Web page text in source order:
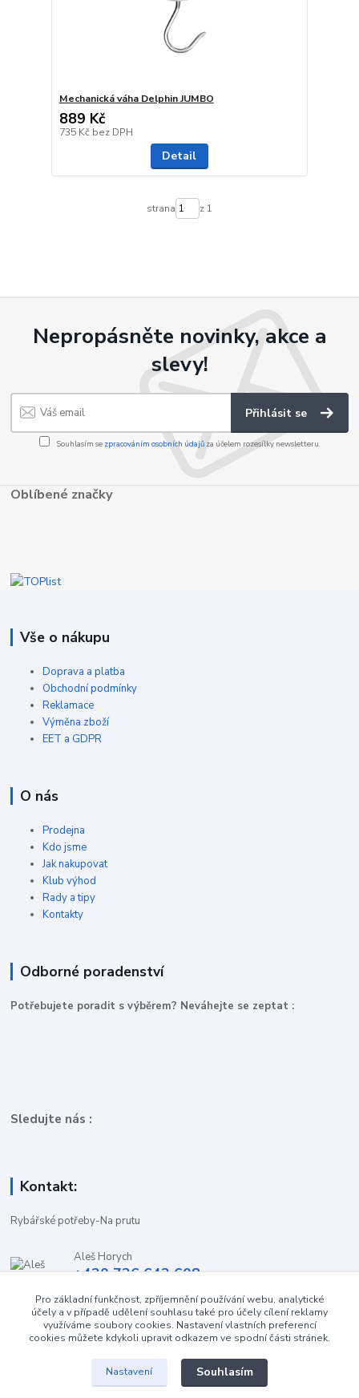
Mechanická váha Delphin JUMBO
889 Kč
735 Kč bez DPH
Detail
strana z 1
Nepropásněte novinky, akce a
slevy!
Přihlásit se
Souhlasím se zpracováním osobních údajůza účelem rozesílky newsletteru.
Oblíbené značky
Vše o nákupu
Doprava a platba
Obchodní podmínky
Reklamace
Výměna zboží
EET a GDPR
O nás
Prodejna
Kdo jsme
Jak nakupovat
Klub výhod
Rady a tipy
Kontakty
Odborné poradenství
Potřebujete poradit s výběrem? Neváhejte se zeptat :
Sledujte nás :
Kontakt:
Rybářské potřeby-Na prutu
Aleš Horych
+420 736 642 608
obchod-naprutu@seznam.cz
Pro základní funkčnost, zpříjemnění používání webu, analytické
účely a v případě udělení souhlasu také pro účely cílení reklamy
využíváme soubory cookies. Nastavení vlastních preferencí
cookies můžete kdykoli upravit odkazem ve spodní části stránek.
Nastavení Souhlasím